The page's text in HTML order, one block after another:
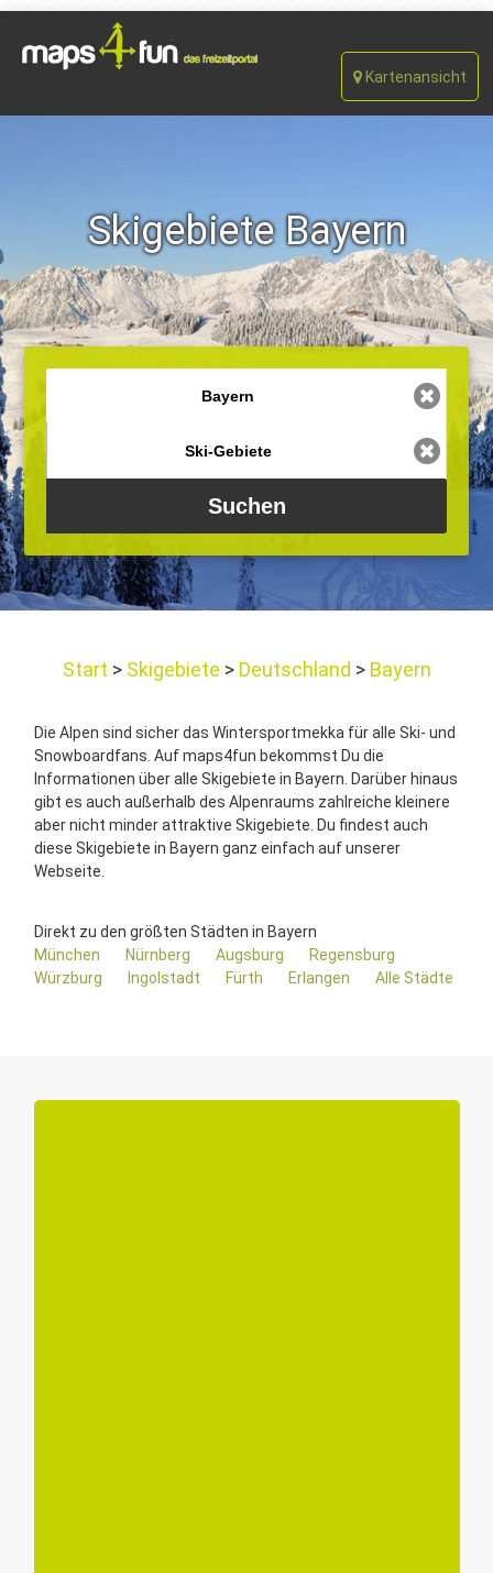
Kartenansicht
Skigebiete Bayern
Start Skigebiete Deutschland Bayern
Die Alpen sind sicher das Wintersportmekka für alle Ski- und
Snowboardfans. Auf maps4fun bekommst Du die
Informationen über alle Skigebiete in Bayern. Darüber hinaus
gibt es auch außerhalb des Alpenraums zahlreiche kleinere
aber nicht minder attraktive Skigebiete. Du findest auch
diese Skigebiete in Bayern ganz einfach auf unserer
Webseite.
Direkt zu den größten Städten in Bayern
München
Nürnberg Augsburg
Regensburg
Würzburg
Ingolstadt Fürth Erlangen Alle Städte